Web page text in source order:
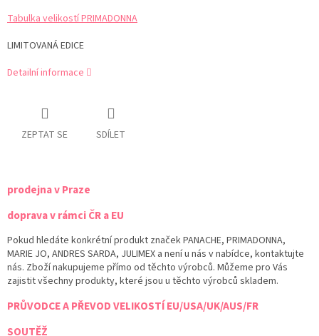
Tabulka velikostí PRIMADONNA
LIMITOVANÁ EDICE
Detailní informace
ZEPTAT SE SDÍLET
prodejna v Praze
doprava v rámci ČR a EU
Pokud hledáte konkrétní produkt značek PANACHE, PRIMADONNA,
MARIE JO, ANDRES SARDA, JULIMEX a není u nás v nabídce, kontaktujte
nás. Zboží nakupujeme přímo od těchto výrobců. Můžeme pro Vás
zajistit všechny produkty, které jsou u těchto výrobců skladem.
PRŮVODCE A PŘEVOD VELIKOSTÍ EU/USA/UK/AUS/FR
SOUTĚŽ